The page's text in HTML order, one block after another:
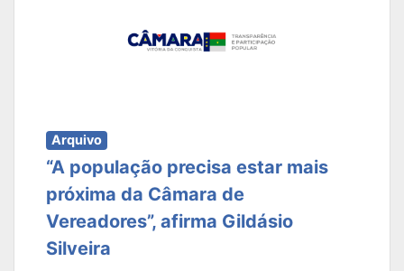
Arquivo
“A população precisa estar mais
próxima da Câmara de
Vereadores”, afirma Gildásio
Silveira